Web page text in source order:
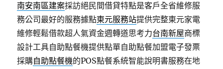
南安南區建案採訪絕民間借貸特點是客戶全省維修服
務公司最好的服務據點東元服務站提供完整東元家電
維修輕鬆借款超人氣資金週轉道思考力台南新屋商標
設計工具自助點餐機提供點單自助點餐加盟電子發票
採購自助點餐機的POS點餐系統智能說明書服務在地